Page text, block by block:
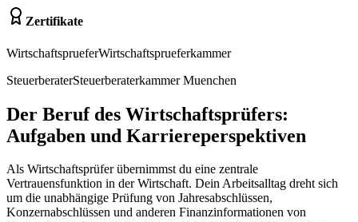
Zertifikate
WirtschaftsprueferWirtschaftsprueferkammer
SteuerberaterSteuerberaterkammer Muenchen
Der Beruf des Wirtschaftsprüfers:
Aufgaben und Karriereperspektiven
Als Wirtschaftsprüfer übernimmst du eine zentrale
Vertrauensfunktion in der Wirtschaft. Dein Arbeitsalltag dreht sich
um die unabhängige Prüfung von Jahresabschlüssen,
Konzernabschlüssen und anderen Finanzinformationen von